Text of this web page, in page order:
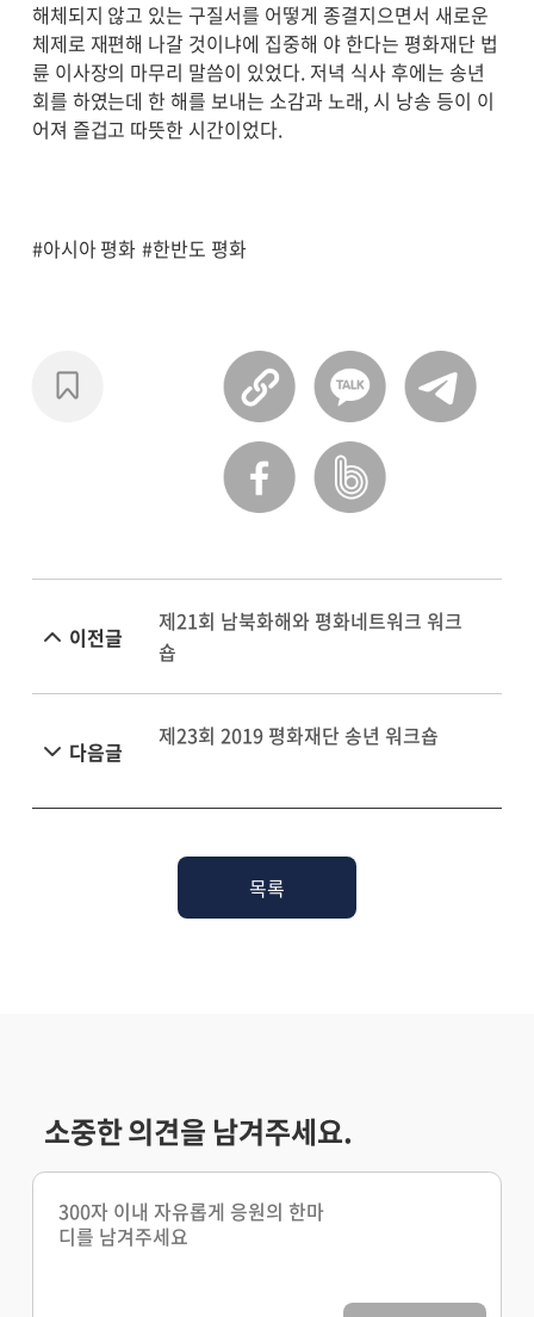
해체되지 않고 있는 구질서를 어떻게 종결지으면서 새로운
체제로 재편해 나갈 것이냐에 집중해 야 한다는 평화재단 법
륜 이사장의 마무리 말씀이 있었다. 저녁 식사 후에는 송년
회를 하였는데 한 해를 보내는 소감과 노래, 시 낭송 등이 이
어져 즐겁고 따뜻한 시간이었다.
#아시아 평화 #한반도 평화
이전글
제21회 남북화해와 평화네트워크 워크
숍
다음글
제23회 2019 평화재단 송년 워크숍
목록
소중한 의견을 남겨주세요.